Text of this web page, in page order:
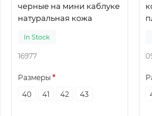
черные на мини каблуке
натуральная кожа
In Stock
16977
Размеры
40
41 42 43